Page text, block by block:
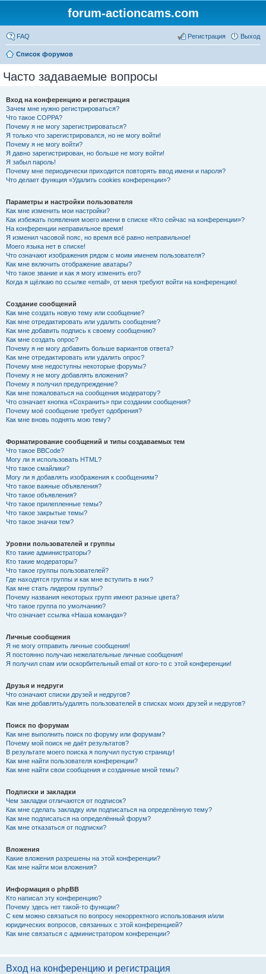
forum-actioncams.com
FAQ Выход
Регистрация
Список форумов
Часто задаваемые вопросы
Вход на конференцию и регистрация
Зачем мне нужно регистрироваться?
Что такое COPPA?
Почему я не могу зарегистрироваться?
Я только что зарегистрировался, но не могу войти!
Почему я не могу войти?
Я давно зарегистрирован, но больше не могу войти!
Я забыл пароль!
Почему мне периодически приходится повторять ввод имени и пароля?
Что делает функция «Удалить cookies конференции»?
Параметры и настройки пользователя
Как мне изменить мои настройки?
Как избежать появления моего имени в списке «Кто сейчас на конференции»?
На конференции неправильное время!
Я изменил часовой пояс, но время всё равно неправильное!
Моего языка нет в списке!
Что означают изображения рядом с моим именем пользователя?
Как мне включить отображение аватары?
Что такое звание и как я могу изменить его?
Когда я щёлкаю по ссылке «email», от меня требуют войти на конференцию!
Создание сообщений
Как мне создать новую тему или сообщение?
Как мне отредактировать или удалить сообщение?
Как мне добавить подпись к своему сообщению?
Как мне создать опрос?
Почему я не могу добавить больше вариантов ответа?
Как мне отредактировать или удалить опрос?
Почему мне недоступны некоторые форумы?
Почему я не могу добавлять вложения?
Почему я получил предупреждение?
Как мне пожаловаться на сообщения модератору?
Что означает кнопка «Сохранить» при создании сообщения?
Почему моё сообщение требует одобрения?
Как мне вновь поднять мою тему?
Форматирование сообщений и типы создаваемых тем
Что такое BBCode?
Могу ли я использовать HTML?
Что такое смайлики?
Могу ли я добавлять изображения к сообщениям?
Что такое важные объявления?
Что такое объявления?
Что такое прилепленные темы?
Что такое закрытые темы?
Что такое значки тем?
Уровни пользователей и группы
Кто такие администраторы?
Кто такие модераторы?
Что такое группы пользователей?
Где находятся группы и как мне вступить в них?
Как мне стать лидером группы?
Почему названия некоторых групп имеют разные цвета?
Что такое группа по умолчанию?
Что означает ссылка «Наша команда»?
Личные сообщения
Я не могу отправить личные сообщения!
Я постоянно получаю нежелательные личные сообщения!
Я получил спам или оскорбительный email от кого-то с этой конференции!
Друзья и недруги
Что означают списки друзей и недругов?
Как мне добавлять/удалять пользователей в списках моих друзей и недругов?
Поиск по форумам
Как мне выполнить поиск по форуму или форумам?
Почему мой поиск не даёт результатов?
В результате моего поиска я получил пустую страницу!
Как мне найти пользователя конференции?
Как мне найти свои сообщения и созданные мной темы?
Подписки и закладки
Чем закладки отличаются от подписок?
Как мне сделать закладку или подписаться на определённую тему?
Как мне подписаться на определённый форум?
Как мне отказаться от подписки?
Вложения
Какие вложения разрешены на этой конференции?
Как мне найти мои вложения?
Информация о phpBB
Кто написал эту конференцию?
Почему здесь нет такой-то функции?
С кем можно связаться по вопросу некорректного использования и/или
юридических вопросов, связанных с этой конференцией?
Как мне связаться с администратором конференции?
Вход на конференцию и регистрация